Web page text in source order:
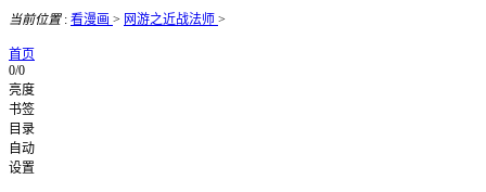
当前位置: 看漫画 > 网游之近战法师 >
首页
0/0
亮度
书签
目录
自动
设置